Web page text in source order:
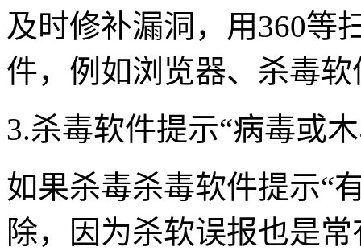
及时修补漏洞，用360等
件，例如浏览器、杀毒
3.杀毒软件提示“病毒或
如果杀毒杀毒软件提示“
除，因为杀软误报也是